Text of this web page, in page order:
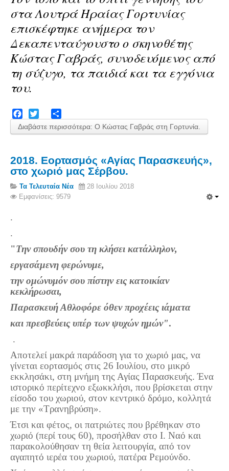
Πετρόκτιστα Σπίτια - Εκκλησίες
Πανοραμικές φωτογραφίες
Σύνδεσμοι
στα Λουτρά Ηραίας Γορτυνίας
επισκέφτηκε ανήμερα τον
Δεκαπενταύγουστο ο σκηνοθέτης
Κώστας Γαβράς, συνοδευόμενος από
τη σύζυγο, τα παιδιά και τα εγγόνια
του.
Facebook
TwitterShare
Διαβάστε περισσότερα: Ο Κώστας Γαβράς στη Γορτυνία.
2018. Εορτασμός «Αγίας Παρασκευής»,
στο χωριό μας Σέρβου.
Τα Τελευταία Νέα
28 Ιουλίου 2018
Εμφανίσεις: 9579
.
.
"Την σπουδήν σου τη κλήσει κατάλληλον,
εργασάμενη φερώνυμε,
την ομώνυμόν σου πίστην εις κατοικίαν
κεκλήρωσαι,
Παρασκευή Αθλοφόρε όθεν προχέεις ιάματα
και πρεσβεύεις υπέρ των ψυχών ημών".
.
Αποτελεί μακρά παράδοση για το χωριό μας, να
γίνεται εορτασμός στις 26 Ιουλίου, στο μικρό
εκκλησάκι, στη μνήμη της Αγίας Παρασκευής. Ένα
ιστορικό περίτεχνο εξωκκλήσι, που βρίσκεται στην
είσοδο του χωριού, στον κεντρικό δρόμο, κολλητά
με την «Τρανηβρύση».
Έτσι και φέτος, οι πατριώτες που βρέθηκαν στο
χωριό (περί τους 60), προσήλθαν στο Ι. Ναό και
παρακολούθησαν τη θεία λειτουργία, από τον
αγαπητό ιερέα του χωριού, πατέρα Ρεμούνδο.